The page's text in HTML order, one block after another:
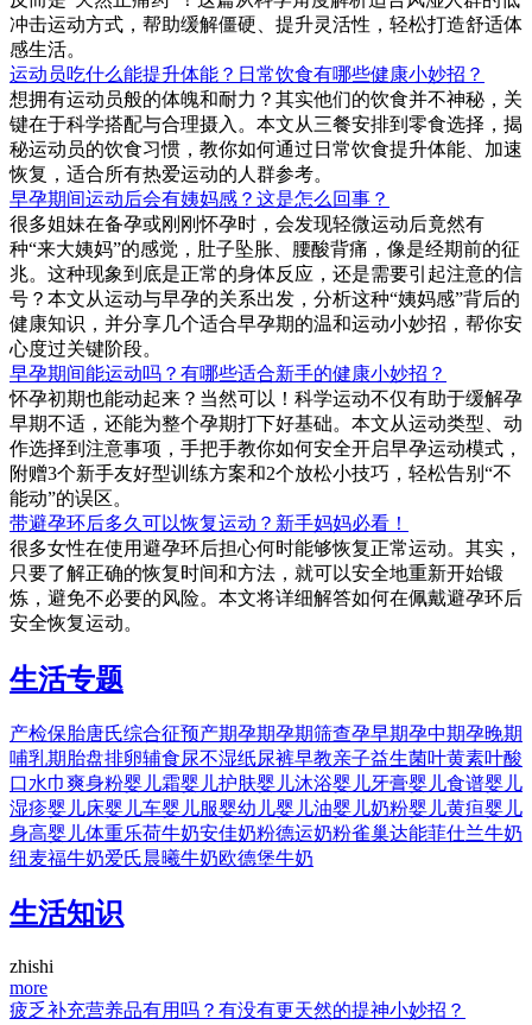
冲击运动方式，帮助缓解僵硬、提升灵活性，轻松打造舒适体
感生活。
运动员吃什么能提升体能？日常饮食有哪些健康小妙招？
想拥有运动员般的体魄和耐力？其实他们的饮食并不神秘，关
键在于科学搭配与合理摄入。本文从三餐安排到零食选择，揭
秘运动员的饮食习惯，教你如何通过日常饮食提升体能、加速
恢复，适合所有热爱运动的人群参考。
早孕期间运动后会有姨妈感？这是怎么回事？
很多姐妹在备孕或刚刚怀孕时，会发现轻微运动后竟然有
种“来大姨妈”的感觉，肚子坠胀、腰酸背痛，像是经期前的征
兆。这种现象到底是正常的身体反应，还是需要引起注意的信
号？本文从运动与早孕的关系出发，分析这种“姨妈感”背后的
健康知识，并分享几个适合早孕期的温和运动小妙招，帮你安
心度过关键阶段。
早孕期间能运动吗？有哪些适合新手的健康小妙招？
怀孕初期也能动起来？当然可以！科学运动不仅有助于缓解孕
早期不适，还能为整个孕期打下好基础。本文从运动类型、动
作选择到注意事项，手把手教你如何安全开启早孕运动模式，
附赠3个新手友好型训练方案和2个放松小技巧，轻松告别“不
能动”的误区。
带避孕环后多久可以恢复运动？新手妈妈必看！
很多女性在使用避孕环后担心何时能够恢复正常运动。其实，
只要了解正确的恢复时间和方法，就可以安全地重新开始锻
炼，避免不必要的风险。本文将详细解答如何在佩戴避孕环后
安全恢复运动。
生活专题
产检保胎唐氏综合征预产期孕期孕期筛查孕早期孕中期孕晚期
哺乳期 胎盘排卵辅食尿不湿纸尿裤早教亲子益生菌叶黄素叶酸
口水巾爽身粉婴儿霜婴儿护肤婴儿沐浴婴儿牙膏婴儿食谱婴儿
湿疹婴儿床婴儿车婴儿服婴幼儿婴儿油婴儿奶粉婴儿黄疸婴儿
身高婴儿体重乐荷牛奶安佳奶粉德运奶粉雀巢达能菲仕兰牛奶
纽麦福牛奶爱氏晨曦牛奶欧德堡牛奶
生活知识
zhishi
more
疲乏补充营养品有用吗？有没有更天然的提神小妙招？